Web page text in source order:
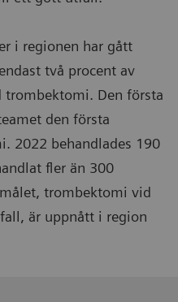
i regionen har gått
två procent av
trombektomi. Den första
den första
2022 behandlades 190
fler än 300
trombektomi vid
är uppnått i region